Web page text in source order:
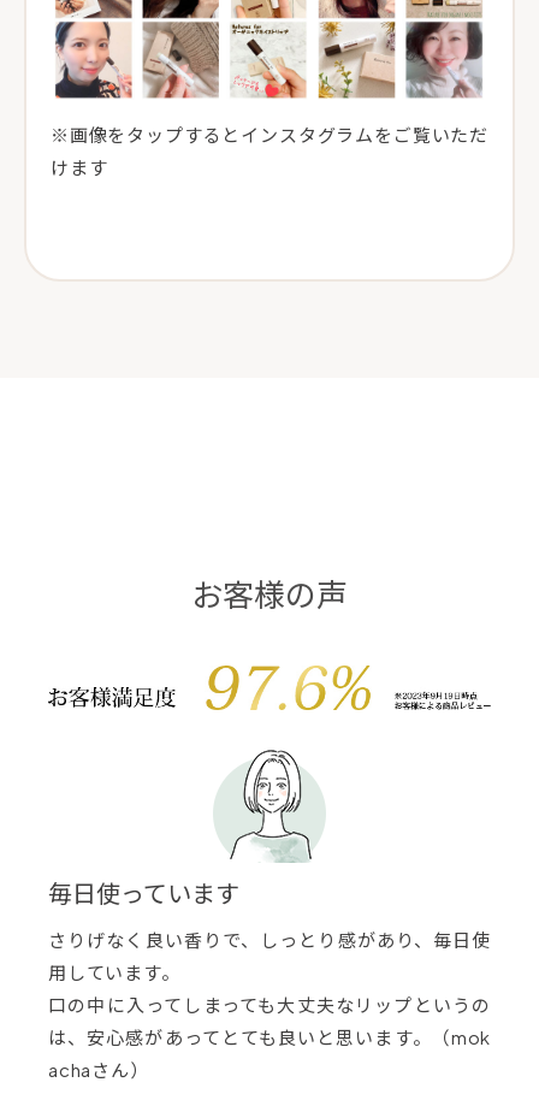
※画像をタップするとインスタグラムをご覧いただ
けます
お客様の声
毎日使っています
さりげなく良い香りで、しっとり感があり、毎日使
用しています。
口の中に入ってしまっても大丈夫なリップというの
は、安心感があってとても良いと思います。（mok
achaさん）